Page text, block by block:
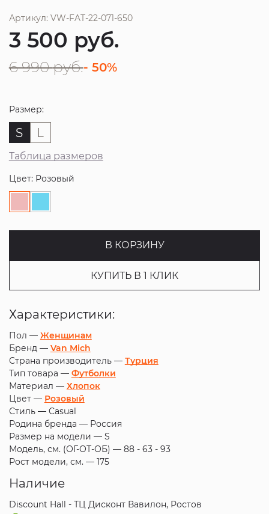
Артикул: VW-FAT-22-071-650
3 500 руб.
6 990 руб.- 50%
Размер:
S L
Таблица размеров
Цвет: Розовый
В КОРЗИНУ
КУПИТЬ В 1 КЛИК
Характеристики:
Пол — Женщинам
Бренд — Van Mich
Страна производитель — Турция
Тип товара — Футболки
Материал — Хлопок
Цвет — Розовый
Стиль — Casual
Родина бренда — Россия
Размер на модели — S
Модель, см. (ОГ-ОТ-ОБ) — 88 - 63 - 93
Рост модели, см. — 175
Наличие
Discount Hall - ТЦ Дисконт Вавилон, Ростов